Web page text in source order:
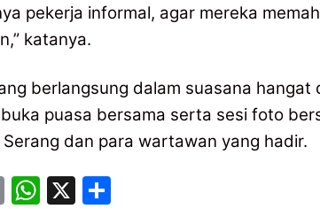
pekerja informal, agar mereka
katanya.
berlangsung dalam suasana
puasa bersama serta sesi foto
dan para wartawan yang hadir.
E
W X